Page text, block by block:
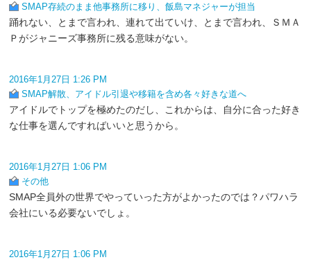
SMAP存続のまま他事務所に移り、飯島マネジャーが担当
踊れない、とまで言われ、連れて出ていけ、とまで言われ、ＳＭＡ
Ｐがジャニーズ事務所に残る意味がない。
2016年1月27日 1:26 PM
SMAP解散、アイドル引退や移籍を含め各々好きな道へ
アイドルでトップを極めたのだし、これからは、自分に合った好き
な仕事を選んですればいいと思うから。
2016年1月27日 1:06 PM
その他
SMAP全員外の世界でやっていった方がよかったのでは？パワハラ
会社にいる必要ないでしょ。
2016年1月27日 1:06 PM